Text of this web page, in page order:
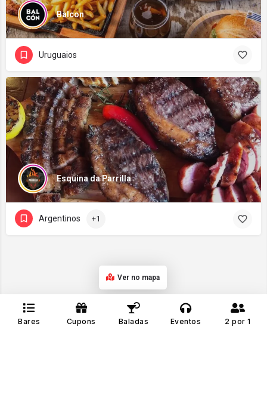
Balcon
Uruguaios
Esquina da Parrilla
Argentinos +1
Ver no mapa
Bares Cupons Baladas Eventos 2 por 1